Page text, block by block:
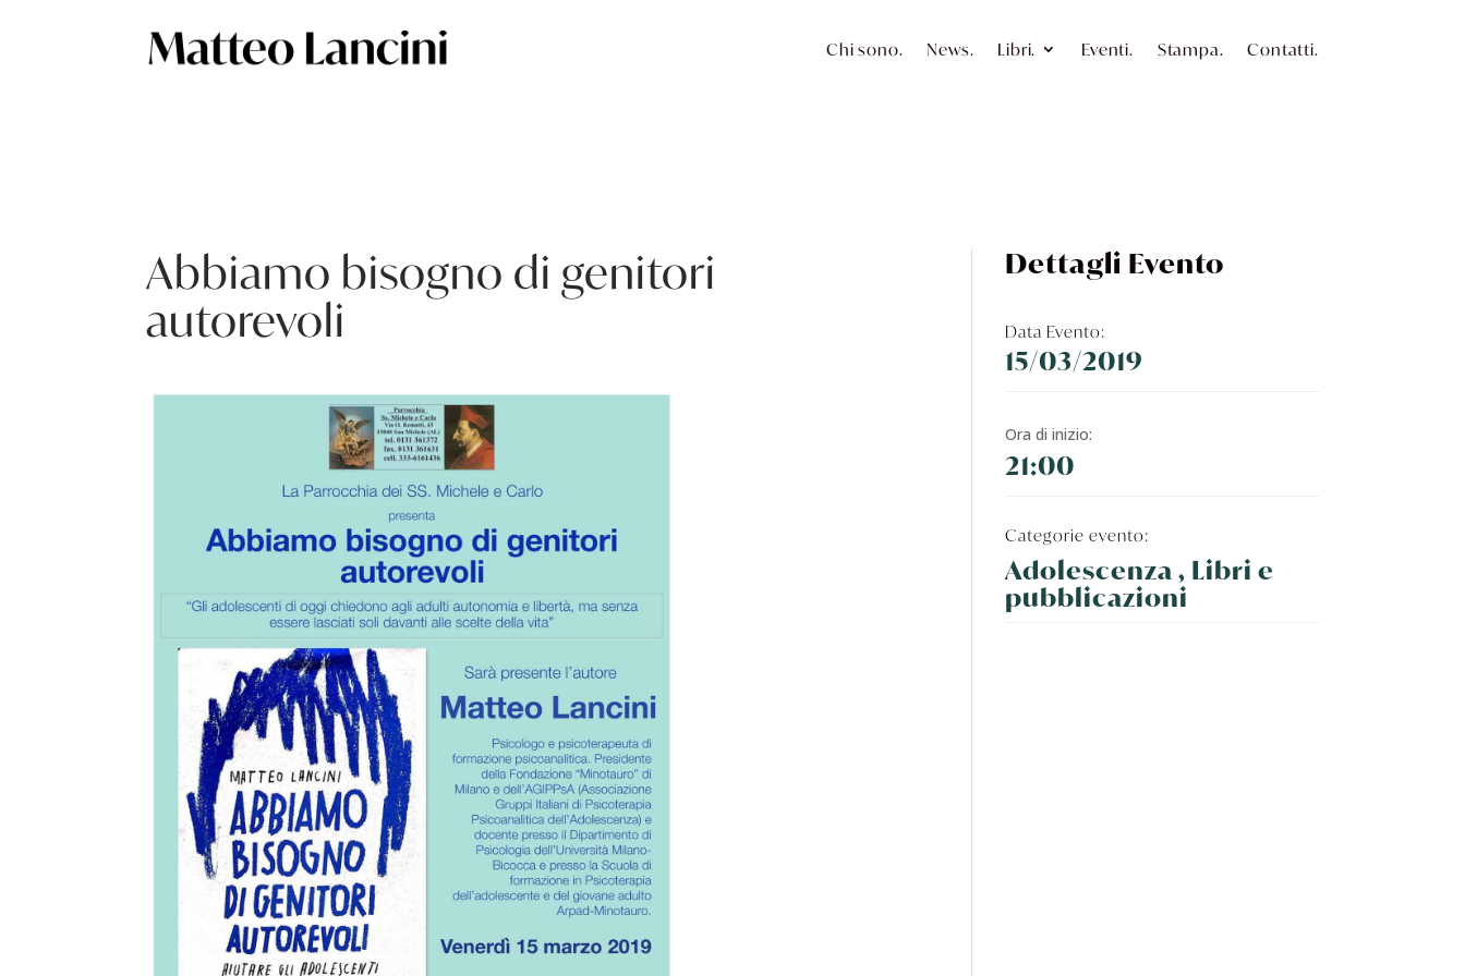
Chi sono. News. Libri. Eventi. Stampa. Contatti.
Abbiamo bisogno di genitori
autorevoli
Dettagli Evento
Data Evento:
15/03/2019
Ora di inizio:
21:00
Categorie evento:
Adolescenza , Libri e
pubblicazioni